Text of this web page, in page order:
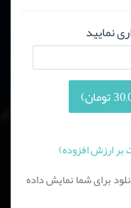
نمایید
برای شما نمایش داده